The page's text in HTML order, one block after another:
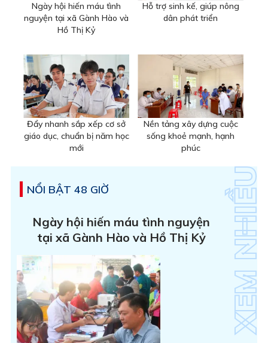
Ngày hội hiến máu tình
nguyện tại xã Gành Hào và
Hồ Thị Kỷ
Hỗ trợ sinh kế, giúp nông
dân phát triển
Đẩy nhanh sắp xếp cơ sở
giáo dục, chuẩn bị năm học
mới
Nền tảng xây dựng cuộc
sống khoẻ mạnh, hạnh
phúc
NỔI BẬT 48 GIỜ
Ngày hội hiến máu tình nguyện
tại xã Gành Hào và Hồ Thị Kỷ